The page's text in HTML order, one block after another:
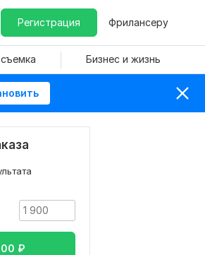
Регистрация Фрилансеру
Бизнес и жизнь
₽